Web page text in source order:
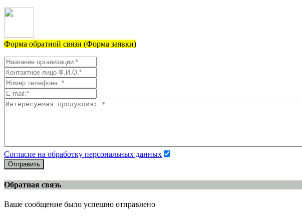
Форма обратной связи (Форма заявки)
Согласие на обработку персональных данных
Отправить
Обратная связь
Ваше сообщение было успешно отправлено